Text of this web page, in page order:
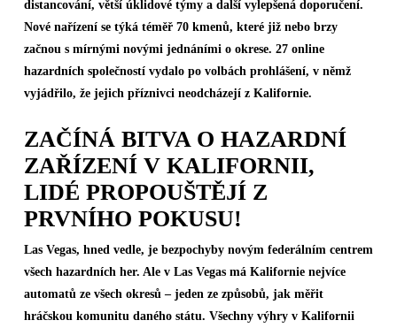
distancování, větší úklidové týmy a další vylepšená doporučení.
Nové nařízení se týká téměř 70 kmenů, které již nebo brzy
začnou s mírnými novými jednáními o okrese. 27 online
hazardních společností vydalo po volbách prohlášení, v němž
vyjádřilo, že jejich příznivci neodcházejí z Kalifornie.
ZAČÍNÁ BITVA O HAZARDNÍ
ZAŘÍZENÍ V KALIFORNII,
LIDÉ PROPOUŠTĚJÍ Z
PRVNÍHO POKUSU!
Las Vegas, hned vedle, je bezpochyby novým federálním centrem
všech hazardních her. Ale v Las Vegas má Kalifornie nejvíce
automatů ze všech okresů – jeden ze způsobů, jak měřit
hráčskou komunitu daného státu. Všechny výhry v Kalifornii